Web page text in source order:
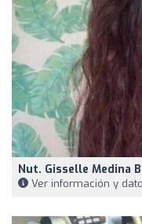
Nut. Gisselle Medina
Ver información y